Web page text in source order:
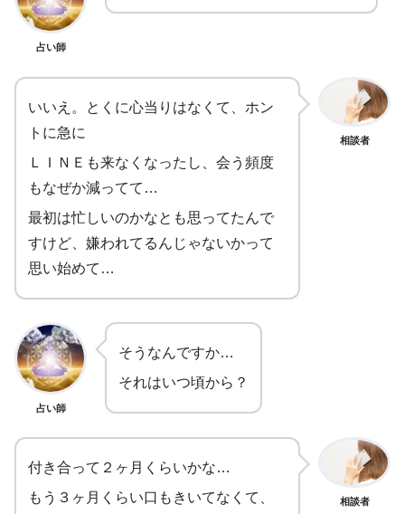
占い師
いいえ。とくに心当りはなくて、ホン
トに急に
ＬＩＮＥも来なくなったし、会う頻度
もなぜか減ってて…
最初は忙しいのかなとも思ってたんで
すけど、嫌われてるんじゃないかって
思い始めて…
相談者
占い師
そうなんですか…
それはいつ頃から？
付き合って２ヶ月くらいかな…
もう３ヶ月くらい口もきいてなくて、
相談者